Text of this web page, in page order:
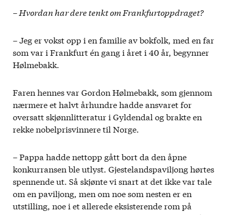
– Hvordan har dere tenkt om Frankfurtoppdraget?
– Jeg er vokst opp i en familie av bokfolk, med en far
som var i Frankfurt én gang i året i 40 år, begynner
Hølmebakk.
Faren hennes var Gordon Hølmebakk, som gjennom
nærmere et halvt århundre hadde ansvaret for
oversatt skjønnlitteratur i Gyldendal og brakte en
rekke nobelprisvinnere til Norge.
– Pappa hadde nettopp gått bort da den åpne
konkurransen ble utlyst. Gjestelandspaviljong hørtes
spennende ut. Så skjønte vi snart at det ikke var tale
om en paviljong, men om noe som nesten er en
utstilling, noe i et allerede eksisterende rom på